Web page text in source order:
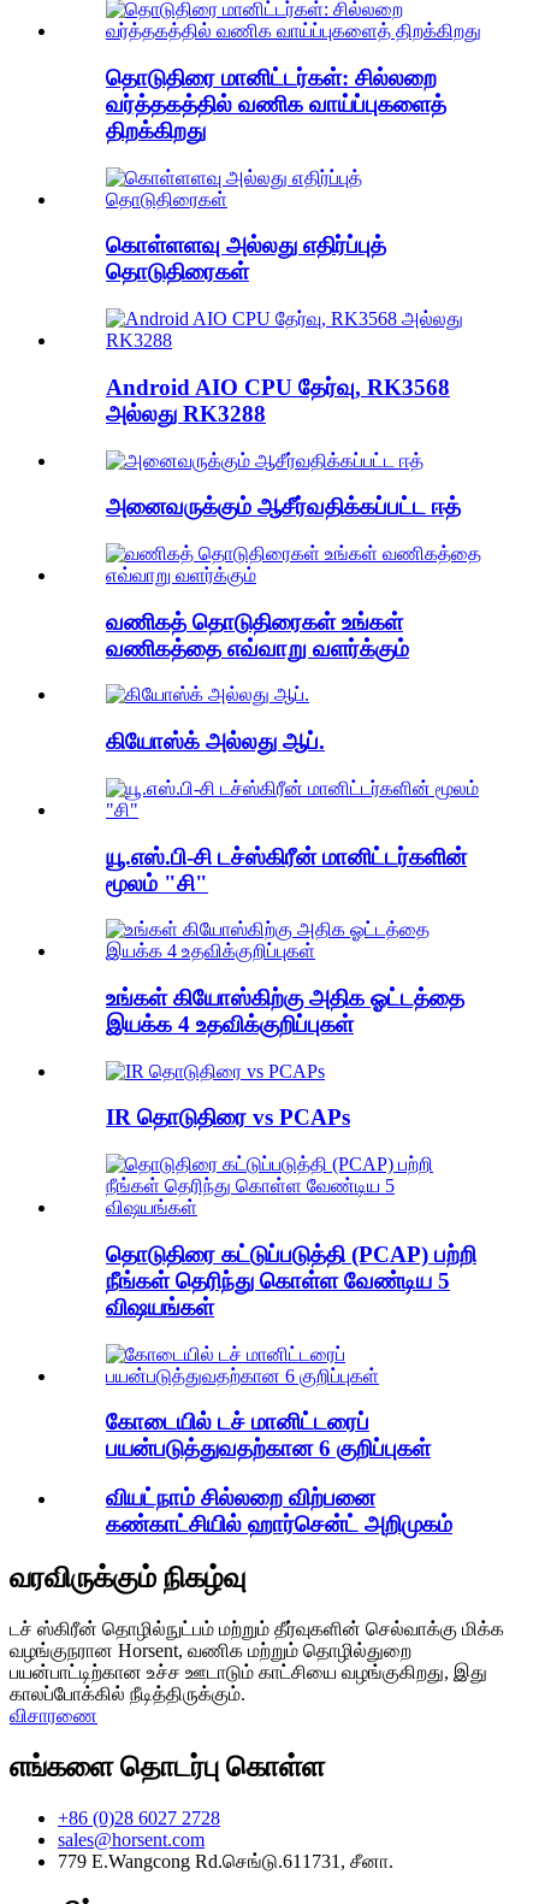
தொடுதிரை மானிட்டர்கள்: சில்லறை
வர்த்தகத்தில் வணிக வாய்ப்புகளைத்
திறக்கிறது
கொள்ளளவு அல்லது எதிர்ப்புத்
தொடுதிரைகள்
Android AIO CPU தேர்வு, RK3568
அல்லது RK3288
அனைவருக்கும் ஆசீர்வதிக்கப்பட்ட ஈத்
வணிகத் தொடுதிரைகள் உங்கள்
வணிகத்தை எவ்வாறு வளர்க்கும்
கியோஸ்க் அல்லது ஆப்.
யூ.எஸ்.பி-சி டச்ஸ்கிரீன் மானிட்டர்களின்
மூலம் "சி"
உங்கள் கியோஸ்கிற்கு அதிக ஓட்டத்தை
இயக்க 4 உதவிக்குறிப்புகள்
IR தொடுதிரை vs PCAPs
தொடுதிரை கட்டுப்படுத்தி (PCAP) பற்றி
நீங்கள் தெரிந்து கொள்ள வேண்டிய 5
விஷயங்கள்
கோடையில் டச் மானிட்டரைப்
பயன்படுத்துவதற்கான 6 குறிப்புகள்
வியட்நாம் சில்லறை விற்பனை
கண்காட்சியில் ஹார்சென்ட் அறிமுகம்
வரவிருக்கும் நிகழ்வு
டச் ஸ்கிரீன் தொழில்நுட்பம் மற்றும் தீர்வுகளின் செல்வாக்கு மிக்க
வழங்குநரான Horsent, வணிக மற்றும் தொழில்துறை
பயன்பாட்டிற்கான உச்ச ஊடாடும் காட்சியை வழங்குகிறது, இது
காலப்போக்கில் நீடித்திருக்கும்.
விசாரணை
எங்களை தொடர்பு கொள்ள
+86 (0)28 6027 2728
sales@horsent.com
779 E.Wangcong Rd.செங்டு.611731, சீனா.